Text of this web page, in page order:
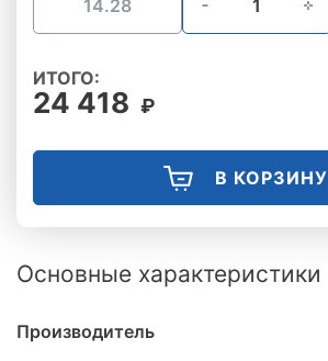
ИТОГО:
24 418 ₽
В КОРЗИНУ
Основные характеристики
Производитель